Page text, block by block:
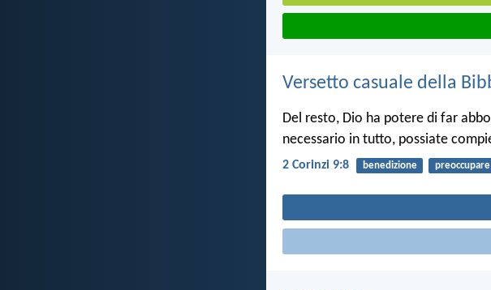
Versetto casuale della
Del resto, Dio ha potere di far
necessario in tutto, possiate
2 Corinzi 9:8 benedizione preoccupare